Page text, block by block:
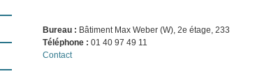
Bureau : Bâtiment Max Weber (W), 2e étage, 233
Téléphone : 01 40 97 49 11
Contact